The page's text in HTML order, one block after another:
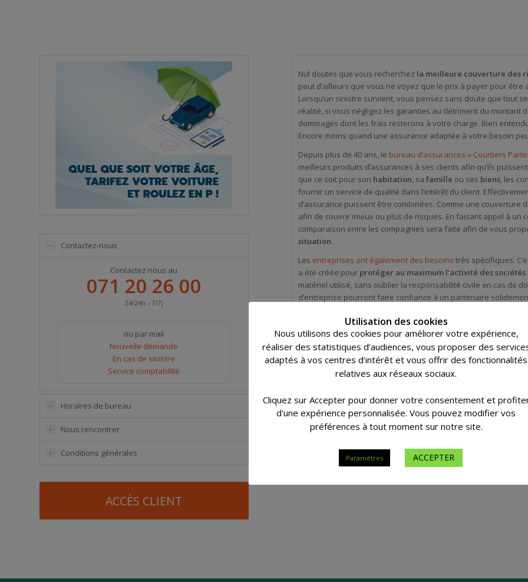
Contactez-nous
Contactez nous au
071 20 26 00
24/24h – 7/7j
ou par mail
Nouvelle demande
En cas de sinistre
Service comptabilité
Horaires de bureau
Nous rencontrer
Conditions générales
ACCÈS CLIENT
Nul doutes que vous recherchez la meilleure couverture des
peut d’ailleurs que vous ne voyez que le prix à payer pour
Lorsqu’un sinistre survient, vous pensez sans doute que tout
réalité, si vous négligez les garanties au détriment du
dommages dont les frais resterons à votre charge. Bien
Encore moins quand une assurance adaptée à votre besoin
Depuis plus de 40 ans, le bureau d’assurances « Courtiers
meilleurs produits d’assurances à ses clients afin qu’ils
que ce soit pour son habitation, sa famille ou ses biens, les
fournir un service de qualité dans l’intérêt du client.
d’assurance puissent être combinées. Comme une couverture
afin de couvrir mieux ou plus de risques. En faisant appel à un
comparaison entre les compagnies sera faite afin de vous
situation.
Les entreprises ont également des besoins très spécifiques.
a été créée pour protéger au maximum l’activité des sociétés
matériel utilisé, sans oublier la responsabilité civile en cas de
d’entreprise pourront faire confiance à un partenaire
En plus des assurances, vous pourrez demander conseil pour
un fond avec des garanties ou investir dans un fond plus
le loisir de discuter avec votre conseiller personnel afin de
« Bureau de courtage familial sur trois générations, le client est
Utilisation des cookies
Nous utilisons des cookies pour améliorer votre expérience,
réaliser des statistiques d’audiences, vous proposer des
adaptés à vos centres d’intérêt et vous offrir des fonctionnalités
relatives aux réseaux sociaux.
Cliquez sur Accepter pour donner votre consentement et
d'une expérience personnalisée. Vous pouvez modifier vos
préférences à tout moment sur notre site.
Paramètres ACCEPTER